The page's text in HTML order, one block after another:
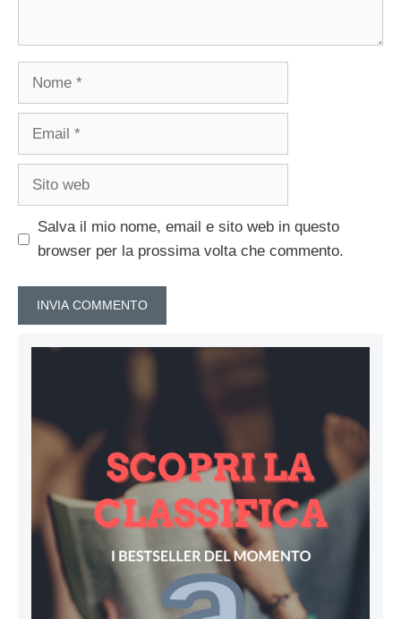
Nome
Email
Sito
Salva il mio nome, email e sito web in questo
browser per la prossima volta che commento.